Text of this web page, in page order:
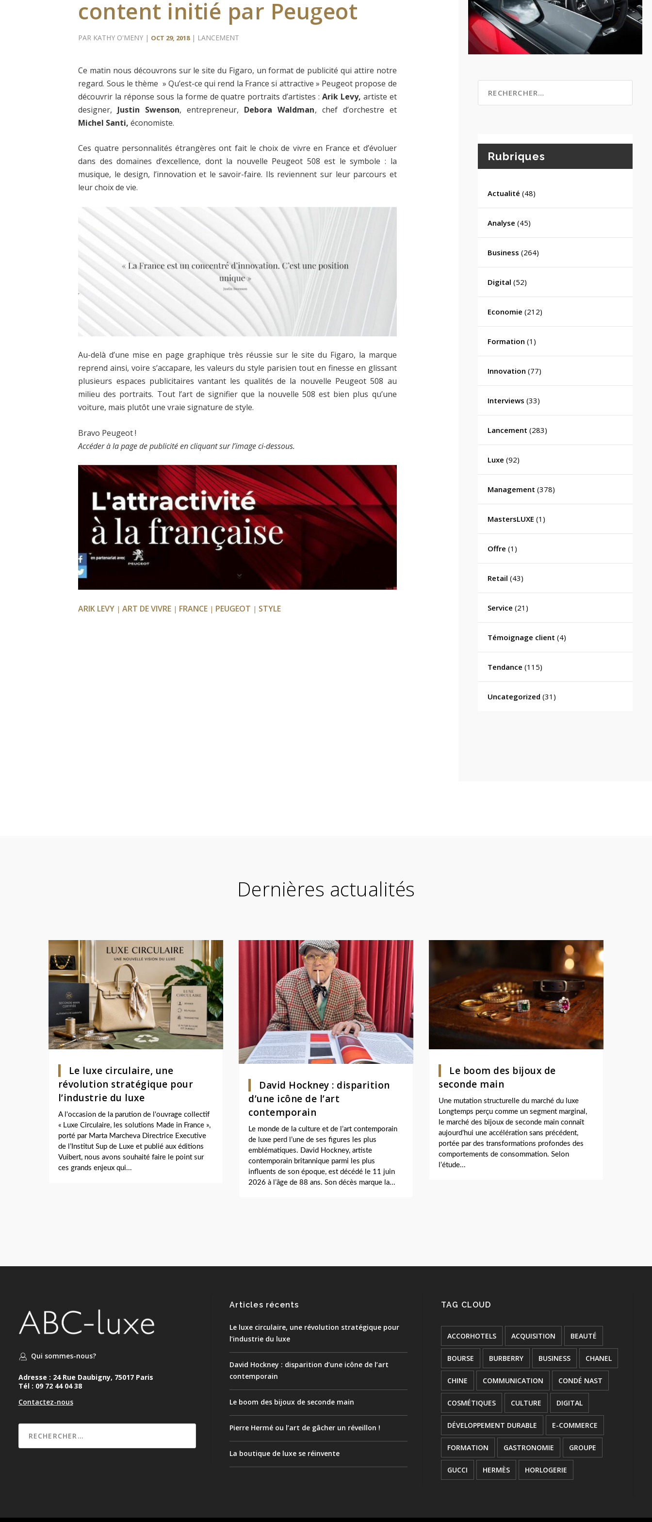
content initié par Peugeot
PAR KATHY O'MENY | OCT 29, 2018| LANCEMENT
Ce matin nous découvrons sur le site du Figaro, un format de publicité qui attire notre
regard. Sous le thème » Qu’est-ce qui rend la France si attractive » Peugeot propose de
découvrir la réponse sous la forme de quatre portraits d’artistes : Arik Levy, artiste et
designer, Justin Swenson, entrepreneur, Debora Waldman, chef d’orchestre et
Michel Santi, économiste.
Ces quatre personnalités étrangères ont fait le choix de vivre en France et d’évoluer
dans des domaines d’excellence, dont la nouvelle Peugeot 508 est le symbole : la
musique, le design, l’innovation et le savoir-faire. Ils reviennent sur leur parcours et
leur choix de vie.
Au-delà d’une mise en page graphique très réussie sur le site du Figaro, la marque
reprend ainsi, voire s’accapare, les valeurs du style parisien tout en finesse en glissant
plusieurs espaces publicitaires vantant les qualités de la nouvelle Peugeot 508 au
milieu des portraits. Tout l’art de signifier que la nouvelle 508 est bien plus qu’une
voiture, mais plutôt une vraie signature de style.
Bravo Peugeot !
Accéder à la page de publicité en cliquant sur l’image ci-dessous.
ARIK LEVY |ART DE VIVRE | FRANCE | PEUGEOT | STYLE
Rubriques
Actualité (48)
Analyse (45)
Business (264)
Digital (52)
Economie (212)
Formation (1)
Innovation (77)
Interviews (33)
Lancement (283)
Luxe (92)
Management (378)
MastersLUXE (1)
Offre (1)
Retail (43)
Service (21)
Témoignage client (4)
Tendance (115)
Uncategorized (31)
Dernières actualités
Le luxe circulaire, une
révolution stratégique pour
l’industrie du luxe
A l'occasion de la parution de l'ouvrage collectif
« Luxe Circulaire, les solutions Made in France »,
porté par Marta Marcheva Directrice Executive
de l’Institut Sup de Luxe et publié aux éditions
Vuibert, nous avons souhaité faire le point sur
ces grands enjeux qui...
David Hockney : disparition
d’une icône de l’art
contemporain
Le monde de la culture et de l’art contemporain
de luxe perd l’une de ses figures les plus
emblématiques. David Hockney, artiste
contemporain britannique parmi les plus
influents de son époque, est décédé le 11 juin
2026 à l’âge de 88 ans. Son décès marque la...
Le boom des bijoux de
seconde main
Une mutation structurelle du marché du luxe
Longtemps perçu comme un segment marginal,
le marché des bijoux de seconde main connaît
aujourd’hui une accélération sans précédent,
portée par des transformations profondes des
comportements de consommation. Selon
l’étude...
Qui sommes-nous?
Adresse : 24 Rue Daubigny, 75017 Paris
Tél : 09 72 44 04 38
Contactez-nous
Articles récents
Le luxe circulaire, une révolution stratégique pour
l’industrie du luxe
David Hockney : disparition d’une icône de l’art
contemporain
Le boom des bijoux de seconde main
Pierre Hermé ou l’art de gâcher un réveillon !
La boutique de luxe se réinvente
TAG CLOUD
ACCORHOTELS ACQUISITION BEAUTÉ
BOURSE BURBERRY BUSINESS CHANEL
CHINE COMMUNICATION CONDÉ NAST
COSMÉTIQUES CULTURE DIGITAL
DÉVELOPPEMENT DURABLE E-COMMERCE
FORMATION GASTRONOMIE GROUPE
GUCCI HERMÈS HORLOGERIE